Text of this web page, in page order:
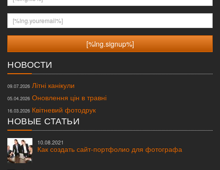
[%lng.youremail%]
НОВОСТИ
09.07.2026 Літні канікули
05.04.2026 Оновлення цін в травні
16.03.2026 Квітневий фотодрук
НОВЫЕ СТАТЬИ
10.08.2021
Как создать сайт-портфолио для фотографа